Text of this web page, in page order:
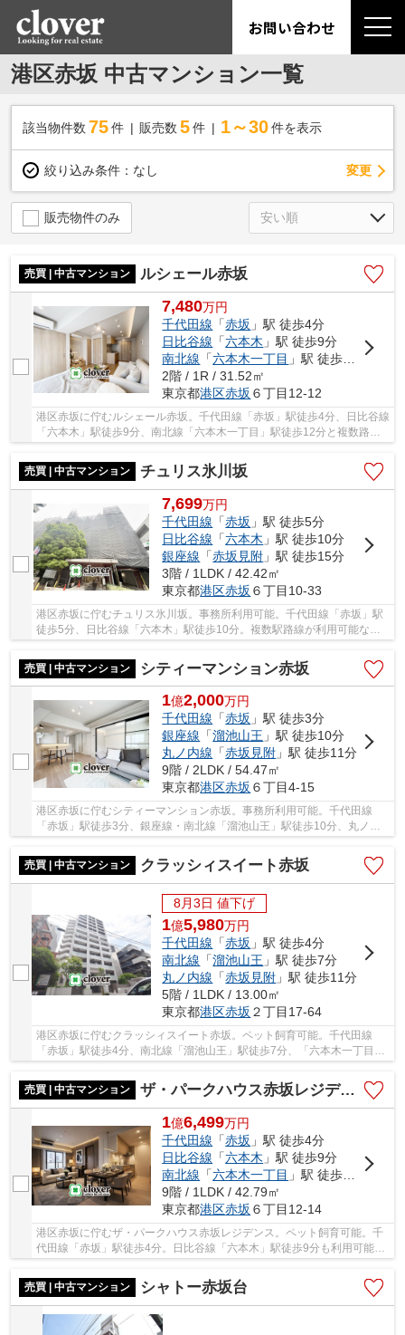
お問い合わせ
港区赤坂 中古マンション一覧
該当物件数 75件 販売数 5 件 1～30 件を表示
絞り込み条件： なし 変更
販売物件のみ
売買 | 中古マンション ルシェール赤坂
7,480万円
千代田線 「赤坂 」駅 徒歩4分
日比谷線 「六本木 」駅 徒歩9分
南北線 「六本木一丁目 」駅 徒歩12分
2階 / 1R / 31.52㎡
東京都港区赤坂 ６丁目12-12
港区赤坂に佇むルシェール赤坂。千代田線「赤坂」駅徒歩4分、日比谷線
「六本木」駅徒歩9分、南北線「六本木一丁目」駅徒歩12分と複数路線
利用可能な利便性に富んだ立地。周辺には赤坂...
売買 | 中古マンション
チュリス氷川坂
7,699万円
千代田線 「赤坂 」駅 徒歩5分
日比谷線 「六本木 」駅 徒歩10分
銀座線 「赤坂見附 」駅 徒歩15分
3階 / 1LDK / 42.42㎡
東京都港区赤坂 ６丁目10-33
港区赤坂に佇むチュリス氷川坂。事務所利用可能。千代田線「赤坂」駅
徒歩5分、日比谷線「六本木」駅徒歩10分。複数駅路線が利用可能な立
地です。周辺にはお店も多く点在しており、グル...
売買 | 中古マンション
シティーマンション赤坂
1億2,000万円
千代田線 「赤坂 」駅 徒歩3分
銀座線 「溜池山王 」駅 徒歩10分
丸ノ内線 「赤坂見附 」駅 徒歩11分
9階 / 2LDK / 54.47㎡
東京都港区赤坂 ６丁目4-15
港区赤坂に佇むシティーマンション赤坂。事務所利用可能。千代田線
「赤坂」駅徒歩3分、銀座線・南北線「溜池山王」駅徒歩10分、丸ノ内
売買 | 中古マンション
クラッシィスイート赤坂
8月3日 値下げ
1億5,980万円
千代田線 「赤坂 」駅 徒歩4分
南北線 「溜池山王 」駅 徒歩7分
丸ノ内線 「赤坂見附 」駅 徒歩11分
5階 / 1LDK / 13.00㎡
東京都港区赤坂 ２丁目17-64
港区赤坂に佇むクラッシィスイート赤坂。ペット飼育可能。千代田線
「赤坂」駅徒歩4分、南北線「溜池山王」駅徒歩7分、「六本木一丁目」
売買 | 中古マンション
ザ・パークハウス赤坂レジデンス
1億6,499万円
千代田線 「赤坂 」駅 徒歩4分
日比谷線 「六本木 」駅 徒歩9分
南北線 「六本木一丁目 」駅 徒歩13分
9階 / 1LDK / 42.79㎡
東京都港区赤坂 ６丁目12-14
港区赤坂に佇むザ・パークハウス赤坂レジデンス。ペット飼育可能。千
代田線「赤坂」駅徒歩4分。日比谷線「六本木」駅徒歩9分も利用可能。
売買 | 中古マンション
シャトー赤坂台